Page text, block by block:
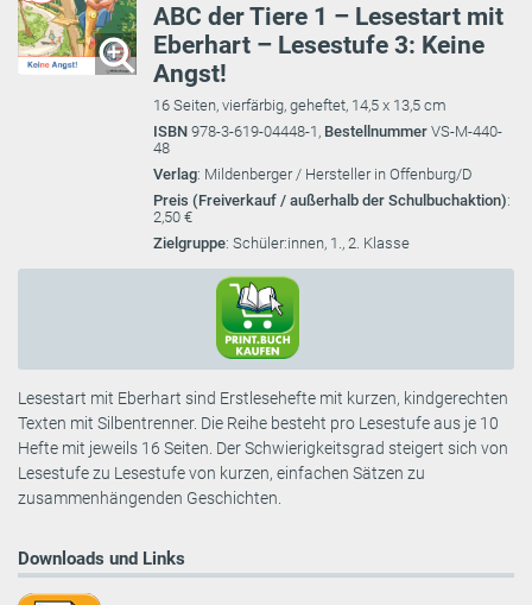
ABC der Tiere 1 – Lesestart mit
Eberhart – Lesestufe 3: Keine
Angst!
16 Seiten, vierfärbig, geheftet, 14,5 x 13,5 cm
ISBN 978-3-619-04448-1, Bestellnummer VS-M-440-
48
Verlag: Mildenberger / Hersteller in Offenburg/D
Preis (Freiverkauf / außerhalb der Schulbuchaktion):
2,50 €
Zielgruppe: Schüler:innen, 1., 2. Klasse
Lesestart mit Eberhart sind Erstlesehefte mit kurzen, kindgerechten
Texten mit Silbentrenner. Die Reihe besteht pro Lesestufe aus je 10
Hefte mit jeweils 16 Seiten. Der Schwierigkeitsgrad steigert sich von
Lesestufe zu Lesestufe von kurzen, einfachen Sätzen zu
zusammenhängenden Geschichten.
Downloads und Links